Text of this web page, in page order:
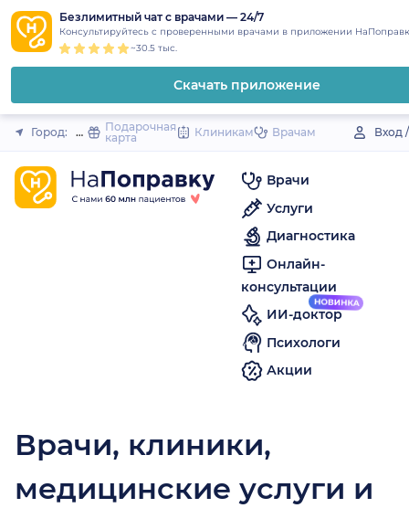
to
content
Безлимитный чат с врачами — 24/7
Консультируйтесь с проверенными врачами в приложении
~30.5 тыс.
Скачать приложение
Закрыть
Город: ШацкПодарочная
карта
Клиникам Врачам Вход
Врачи
Услуги
Диагностика
Онлайн-
консультации
ИИ-доктор
Психологи
Акции
Врачи, клиники,
медицинские услуги и